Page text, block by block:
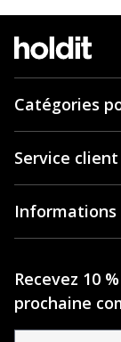
Catégories
Service client
Informations
Recevez 10
prochaine